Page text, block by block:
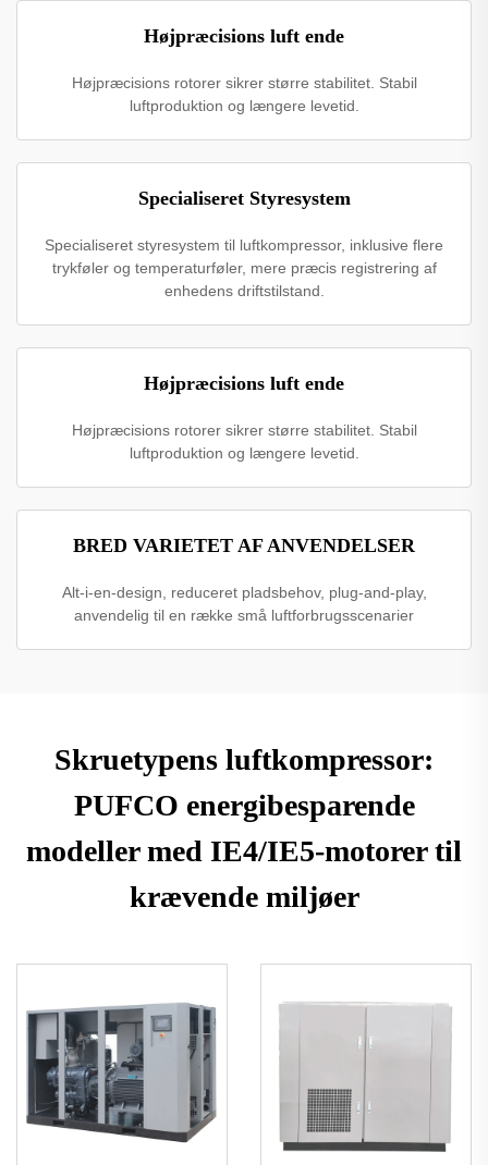
Højpræcisions luft ende
Højpræcisions rotorer sikrer større stabilitet. Stabil
luftproduktion og længere levetid.
Specialiseret Styresystem
Specialiseret styresystem til luftkompressor, inklusive flere
trykføler og temperaturføler, mere præcis registrering af
enhedens driftstilstand.
Højpræcisions luft ende
Højpræcisions rotorer sikrer større stabilitet. Stabil
luftproduktion og længere levetid.
BRED VARIETET AF ANVENDELSER
Alt-i-en-design, reduceret pladsbehov, plug-and-play,
anvendelig til en række små luftforbrugsscenarier
Skruetypens luftkompressor:
PUFCO energibesparende
modeller med IE4/IE5-motorer til
krævende miljøer